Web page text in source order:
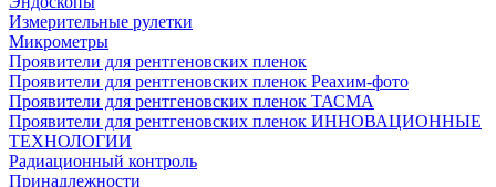
Измерительные рулетки
Микрометры
Проявители для рентгеновских пленок
Проявители для рентгеновских пленок Реахим-фото
Проявители для рентгеновских пленок ТАСМА
Проявители для рентгеновских пленок ИННОВАЦИОННЫЕ
ТЕХНОЛОГИИ
Радиационный контроль
Принадлежности